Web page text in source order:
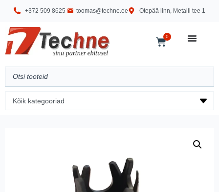
+372 509 8625 toomas@techne.ee Otepää linn, Metalli tee 1
0